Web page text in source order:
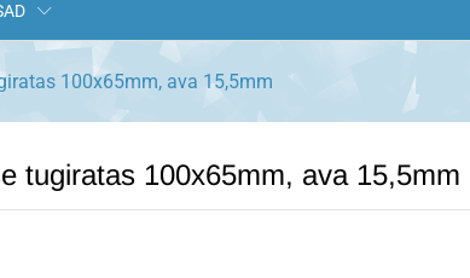
100x65mm, ava 15,5mm
tugiratas 100x65mm, ava 15,5mm